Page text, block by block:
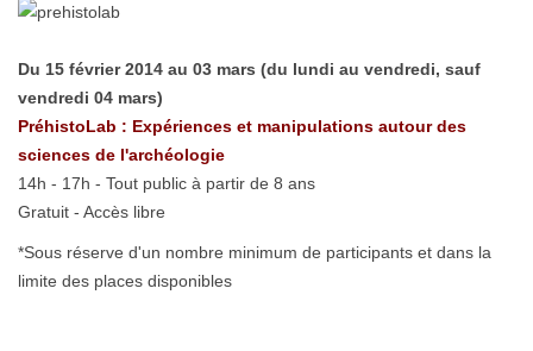
Du 15 février2014 au 03 mars (du lundi au vendredi, sauf
vendredi 04 mars)
PréhistoLab : Expériences et manipulations autour des
sciences de l'archéologie
14h - 17h - Tout public à partir de 8 ans
Gratuit - Accès libre
*Sous réserve d'un nombre minimum de participants et dans la
limite des places disponibles